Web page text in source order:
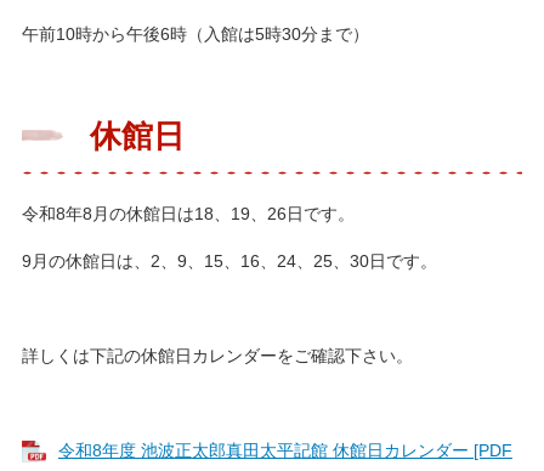
午前10時から午後6時（入館は5時30分まで）
休館日
令和8年8月の休館日は18、19、26日です。
9月の休館日は、2、9、15、16、24、25、30日です。
詳しくは下記の休館日カレンダーをご確認下さい。
令和8年度 池波正太郎真田太平記館 休館日カレンダー [PDF